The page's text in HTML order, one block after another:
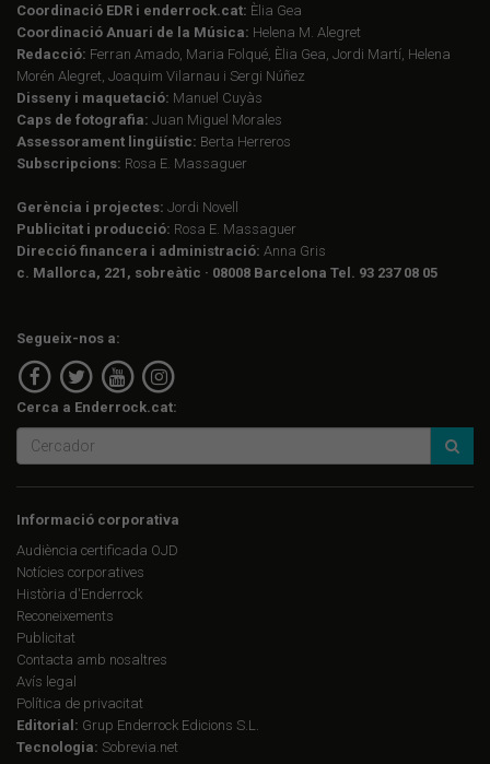
Coordinació EDR i enderrock.cat: Èlia Gea
Coordinació Anuari de la Música: Helena M. Alegret
Redacció: Ferran Amado, Maria Folqué, Èlia Gea, Jordi Martí, Helena
Morén Alegret, Joaquim Vilarnau i Sergi Núñez
Disseny i maquetació: Manuel Cuyàs
Caps de fotografia: Juan Miguel Morales
Assessorament lingüístic: Berta Herreros
Subscripcions: Rosa E. Massaguer
Gerència i projectes: Jordi Novell
Publicitat i producció: Rosa E. Massaguer
Direcció financera i administració: Anna Gris
c. Mallorca, 221, sobreàtic · 08008 Barcelona Tel. 93 237 08 05
Segueix-nos a:
Cerca a Enderrock.cat:
Informació corporativa
Audiència certificada OJD
Notícies corporatives
Història d'Enderrock
Reconeixements
Publicitat
Contacta amb nosaltres
Avís legal
Política de privacitat
Editorial: Grup Enderrock Edicions S.L.
Tecnologia: Sobrevia.net